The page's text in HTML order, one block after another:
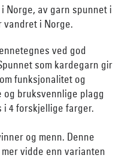
Norge, av garn spunnet i
vandret i Norge.
ved god
som kardegarn gir
funksjonalitet og
bruksvennlige plagg
i 4 forskjellige farger.
og menn. Denne
vidde enn varianten